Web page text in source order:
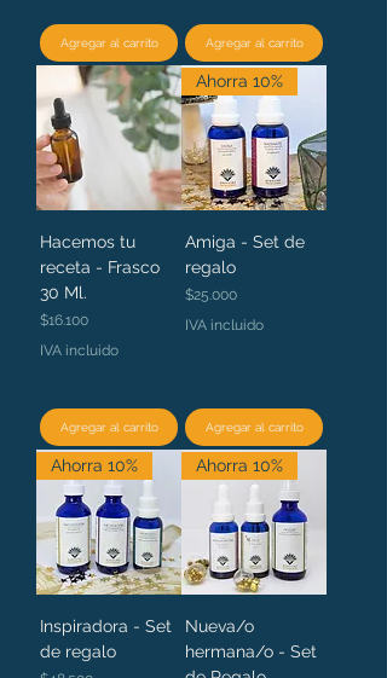
Agregar al carrito Agregar al carrito
Hacemos tu
receta - Frasco
30 Ml.
Precio
$16.100
IVA incluido
Agregar al carrito
Ahorra 10%
Amiga - Set de
regalo
Precio
$25.000
IVA incluido
Agregar al carrito
Ahorra 10%
Inspiradora - Set
de regalo
Ahorra 10%
Nueva/o
hermana/o - Set